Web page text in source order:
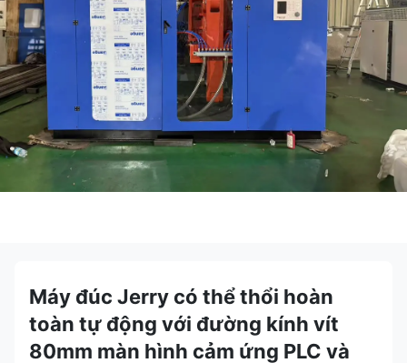
Máy đúc Jerry có thể thổi hoàn
toàn tự động với đường kính vít
80mm màn hình cảm ứng PLC và